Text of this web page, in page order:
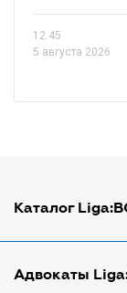
12.45
5 августа 2026
Каталог
Адвокат по
Адвокаты